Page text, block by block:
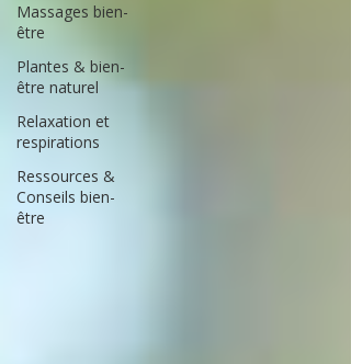
Massages bien-
être
Plantes & bien-
être naturel
Relaxation et
respirations
Ressources &
Conseils bien-
être